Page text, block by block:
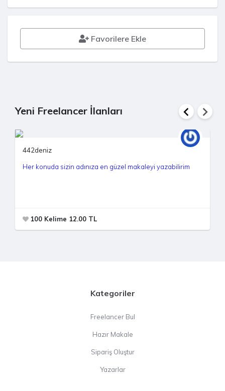
Favorilere Ekle
Yeni Freelancer İlanları
442deniz
Her konuda sizin adınıza en güzel makaleyi yazabilirim
100 Kelime 12.00 TL
Kategoriler
Freelancer Bul
Hazır Makale
Sipariş Oluştur
Yazarlar